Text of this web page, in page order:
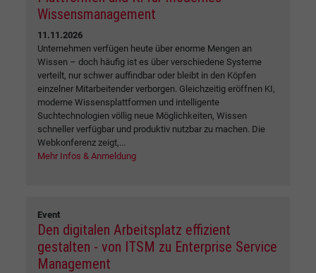
Wissensmanagement
11.11.2026
Unternehmen verfügen heute über enorme Mengen an
Wissen – doch häufig ist es über verschiedene Systeme
verteilt, nur schwer auffindbar oder bleibt in den Köpfen
einzelner Mitarbeitender verborgen. Gleichzeitig eröffnen KI,
moderne Wissensplattformen und intelligente
Suchtechnologien völlig neue Möglichkeiten, Wissen
schneller verfügbar und produktiv nutzbar zu machen. Die
Webkonferenz zeigt,...
Mehr Infos & Anmeldung
Event
Den digitalen Arbeitsplatz effizient
gestalten - von ITSM zu Enterprise Service
Management